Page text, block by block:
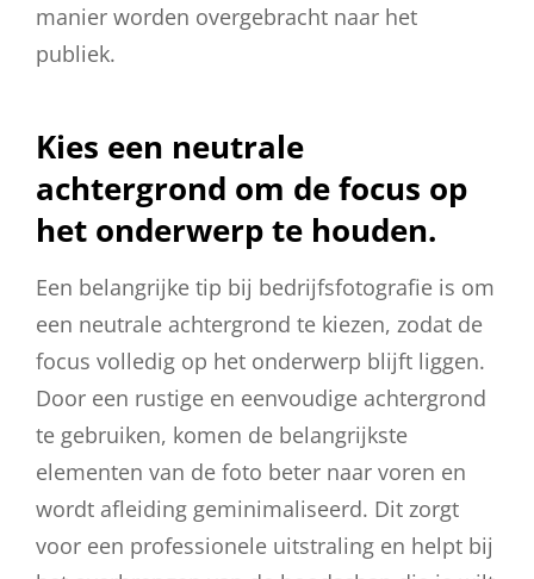
manier worden overgebracht naar het
publiek.
Kies een neutrale
achtergrond om de focus op
het onderwerp te houden.
Een belangrijke tip bij bedrijfsfotografie is om
een neutrale achtergrond te kiezen, zodat de
focus volledig op het onderwerp blijft liggen.
Door een rustige en eenvoudige achtergrond
te gebruiken, komen de belangrijkste
elementen van de foto beter naar voren en
wordt afleiding geminimaliseerd. Dit zorgt
voor een professionele uitstraling en helpt bij